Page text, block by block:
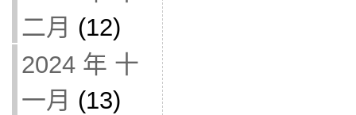
二月 (12)
2024 年 十
一月 (13)